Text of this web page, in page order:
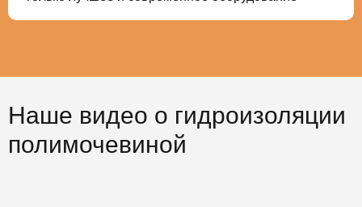
Наше видео о гидроизоляции
полимочевиной